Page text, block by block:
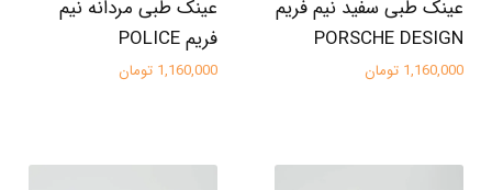
عینک طبی سفید نیم فریم
PORSCHE DESIGN
1,160,000 تومان
عینک طبی مردانه نیم
فریم POLICE
1,160,000 تومان